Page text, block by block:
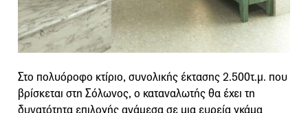
Στο πολυόροφο κτίριο, συνολικής έκτασης 2.500τ.μ. που
βρίσκεται στη Σόλωνος, ο καταναλωτής θα έχει τη
δυνατότητα επιλογής ανάμεσα σε μια ευρεία γκάμα